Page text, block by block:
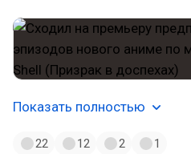
Показать полностью
22 12 2 1